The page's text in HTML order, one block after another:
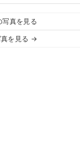
真を見る
真を見る →